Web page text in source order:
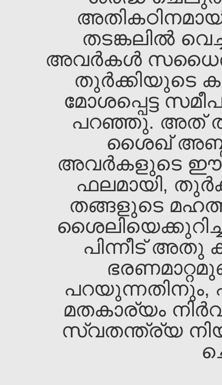
തടങ്കലില്‍
അവര്‍കള്‍
തുര്‍ക്കിയുടെ
മോശപ്പെട്ട
പറഞ്ഞു. അത്‌
ശൈഖ്‌
അവര്‍കളുടെ ഈ
ഫലമായി,
തങ്ങളുടെ
പിന്നീട്‌ അതു
പറയുന്നതിനും,
മതകാര്യം
സ്വതന്ത്ര്യ